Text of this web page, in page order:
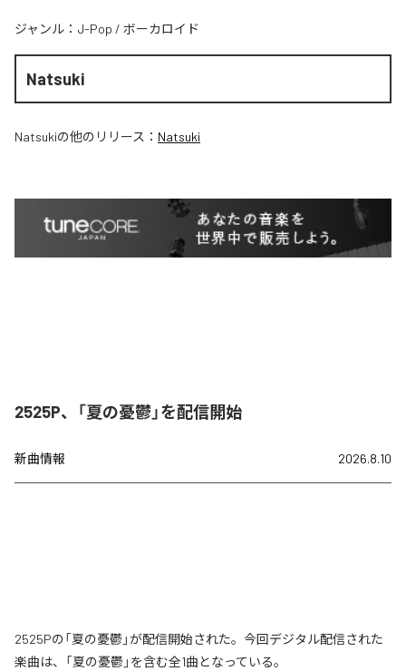
ジャンル： J-Pop / ボーカロイド
Natsuki
Natsukiの他のリリース： Natsuki
2525P、「夏の憂鬱」を配信開始
新曲情報 2026.8.10
2525Pの「夏の憂鬱」が配信開始された。今回デジタル配信された
楽曲は、「夏の憂鬱」を含む全1曲となっている。